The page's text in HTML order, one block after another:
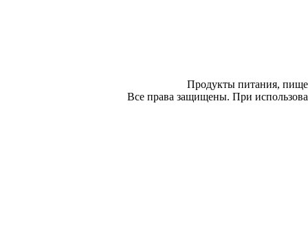
Продукты питания,
Все права защищены. При